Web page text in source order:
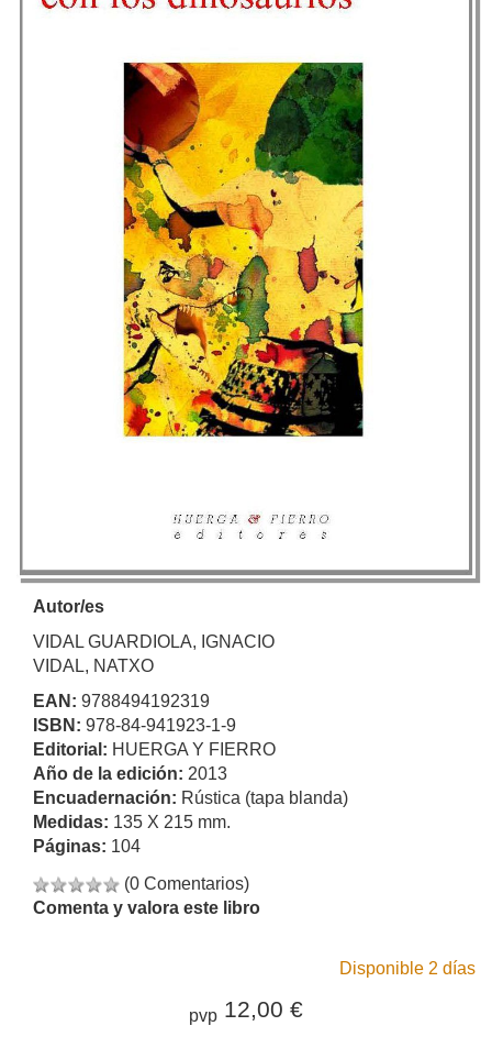
Autor/es
VIDAL GUARDIOLA, IGNACIO
VIDAL, NATXO
EAN: 9788494192319
ISBN: 978-84-941923-1-9
Editorial: HUERGA Y FIERRO
Año de la edición: 2013
Encuadernación: Rústica (tapa blanda)
Medidas: 135 X 215 mm.
Páginas: 104
(0 Comentarios)
Comenta y valora este libro
Disponible 2 días
pvp 12,00 €